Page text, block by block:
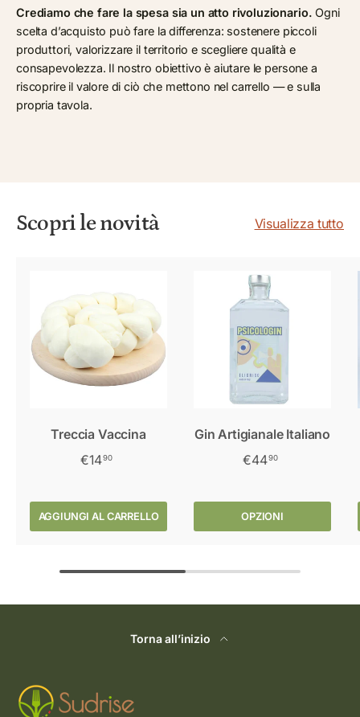
Crediamo che fare la spesa sia un atto rivoluzionario.Ogni
scelta d’acquisto può fare la differenza: sostenere piccoli
produttori, valorizzare il territorio e scegliere qualità e
consapevolezza. Il nostro obiettivo è aiutare le persone a
riscoprire il valore di ciò che mettono nel carrello — e sulla
propria tavola.
Scopri le novità Visualizza tutto
Treccia Vaccina
€1490
AGGIUNGI AL CARRELLO
Gin Artigianale Italiano
€4490
OPZIONI
Torna all’inizio